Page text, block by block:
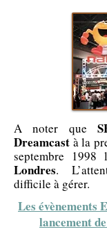
A noter que
Dreamcast à la
septembre 1998
Londres.
difficile à gérer.
Les évènements
lancement